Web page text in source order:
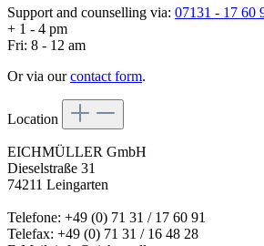
Support and counselling via: 07131 - 17 60
+ 1 - 4 pm
Fri: 8 - 12 am
Or via ourcontact form.
Location
EICHMÜLLER GmbH
Dieselstraße 31
74211 Leingarten
Telefone: +49 (0) 71 31 / 17 60 91
Telefax: +49 (0) 71 31 / 16 48 28